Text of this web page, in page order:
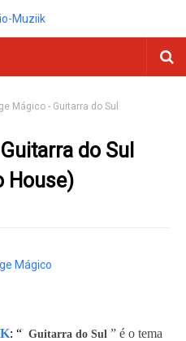
Mágico - Guitarra do Sul
do Sul
House)
: “ Guitarra do Sul ” é o tema